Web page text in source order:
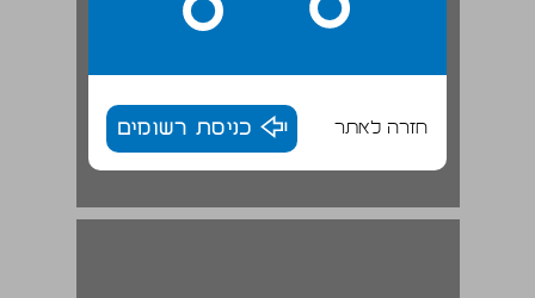
חזרה לאתר כניסת רשומים